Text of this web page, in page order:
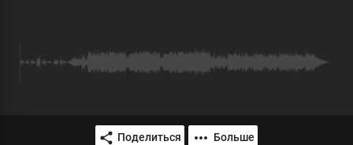
Поделиться Больше